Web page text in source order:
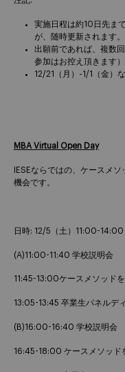
実施日程は約10日先ま
が、随時更新されます。
出願前であれば、複数
参加はお控え頂きます）
12/21（月）-1/1（金）
MBA Virtual Open Day
IESEならではの、ケースメ
機会です。
日時: 12/5（土）11:00-
(A)11:00-11:40 学校説明会
11:45-13:00ケースメソッド
13:05-13:45 卒業生パネルデ
(B)16:00-16:40 学校説明会
16:45-18:00 ケースメソッド